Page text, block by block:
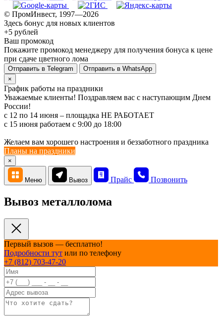
© ПромИнвест, 1997—2026
Здесь бонус для новых клиентов
+5 рублей
Ваш промокод
Покажите промокод менеджеру для получения бонуса к цене
при сдаче цветного лома
Отправить в Telegram
Отправить в WhatsApp
×
График работы на праздники
Уважаемые клиенты! Поздравляем вас с наступающим Днем
России!
с 12 по 14 июня – площадка НЕ РАБОТАЕТ
c 15 июня работаем с 9:00 до 18:00
Желаем вам хорошего настроения и беззаботного праздника
Планы на праздники
×
Меню Вывоз Прайс Позвонить
Вывоз металлолома
Первый вызов — бесплатно!
Подробности тут или по телефону
+7 (812) 703-47-20